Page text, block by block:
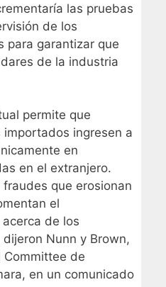
las pruebas
de los
para garantizar que
de la industria
permite que
ingresen a
en
en el extranjero.
que erosionan
el
de los
Nunn y Brown,
de
en un comunicado